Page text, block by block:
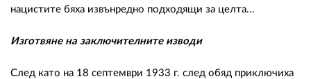
нацистите бяха извънредно подходящи за целта...
Изготвяне на заключителните изводи
След като на 18 септември 1933 г. след обяд приключиха